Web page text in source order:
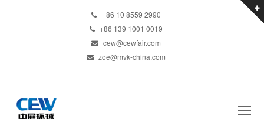
+86 10 8559 2990
+86 139 1001 0019
cew@cewfair.com
zoe@mvk-china.com